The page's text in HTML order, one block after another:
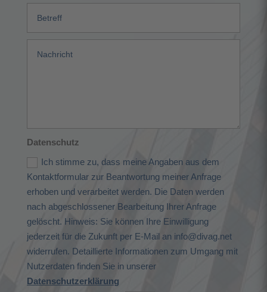
Datenschutz
Ich stimme zu, dass meine Angaben aus dem
Kontaktformular zur Beantwortung meiner Anfrage
erhoben und verarbeitet werden. Die Daten werden
nach abgeschlossener Bearbeitung Ihrer Anfrage
gelöscht. Hinweis: Sie können Ihre Einwilligung
jederzeit für die Zukunft per E-Mail an info@divag.net
widerrufen. Detaillierte Informationen zum Umgang mit
Nutzerdaten finden Sie in unserer
Datenschutzerklärung